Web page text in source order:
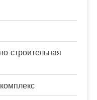
строительная